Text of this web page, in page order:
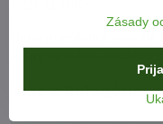
Viac z kategórie
Zásady